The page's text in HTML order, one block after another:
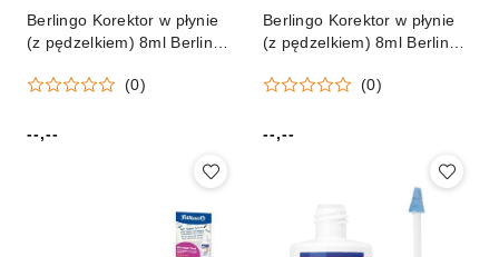
Berlingo Korektor w płynie
(z pędzelkiem) 8ml Berlingo
(0)
Cena:
--,--
Berlingo Korektor w płynie
(z pędzelkiem) 8ml Berlingo
(0)
Cena:
--,--